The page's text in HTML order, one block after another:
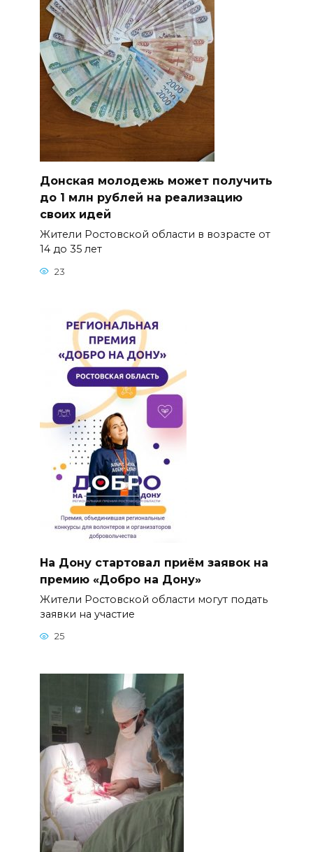
Донская молодежь может получить
до 1 млн рублей на реализацию
своих идей
Жители Ростовской области в возрасте от
14 до 35 лет
23
На Дону стартовал приём заявок на
премию «Добро на Дону»
Жители Ростовской области могут подать
заявки на участие
25